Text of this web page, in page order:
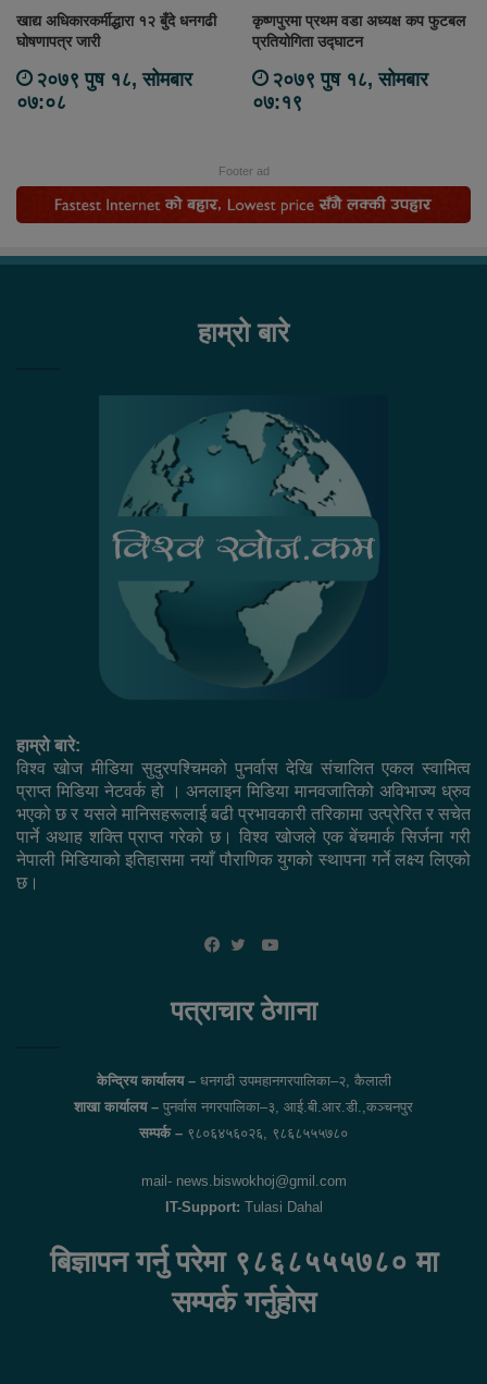
खाद्य अधिकारकर्मीद्धारा १२ बुँदे धनगढी
घोषणापत्र जारी
२०७९ पुष १८, सोमबार
०७:०८
कृष्णपुरमा प्रथम वडा अध्यक्ष कप फुटबल
प्रतियोगिता उद्घाटन
२०७९ पुष १८, सोमबार
०७:१९
Footer ad
हाम्रो बारे
हाम्रो बारे:
विश्व खोज मीडिया सुदुरपश्चिमको पुनर्वास देखि संचालित एकल स्वामित्व
प्राप्त मिडिया नेटवर्क हो । अनलाइन मिडिया मानवजातिको अविभाज्य ध्रुव
भएको छ र यसले मानिसहरूलाई बढी प्रभावकारी तरिकामा उत्प्रेरित र सचेत
पार्ने अथाह शक्ति प्राप्त गरेको छ। विश्व खोजले एक बेंचमार्क सिर्जना गरी
नेपाली मिडियाको इतिहासमा नयाँ पौराणिक युगको स्थापना गर्ने लक्ष्य लिएको
छ।
YouTube
पत्राचार ठेगाना
केन्द्रिय कार्यालय –धनगढी उपमहानगरपालिका–२, कैलाली
शाखा कार्यालय – पुनर्वास नगरपालिका–३, आई.बी.आर.डी.,कञ्चनपुर
सम्पर्क – ९८०६४५६०२६, ९८६८५५५७८०
mail- news.biswokhoj@gmil.com
IT-Support: Tulasi Dahal
बिज्ञापन गर्नु परेमा ९८६८५५५७८० मा
सम्पर्क गर्नुहोस